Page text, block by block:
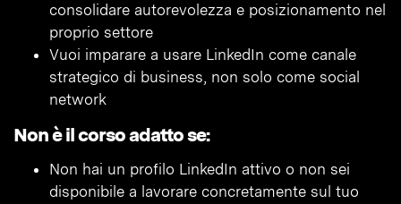
consolidare autorevolezza e posizionamento nel
proprio settore
Vuoi imparare a usare LinkedIn come canale
strategico di business, non solo come social
network
Non è il corso adatto se:
Non hai un profilo LinkedIn attivo o non sei
disponibile a lavorare concretamente sul tuo